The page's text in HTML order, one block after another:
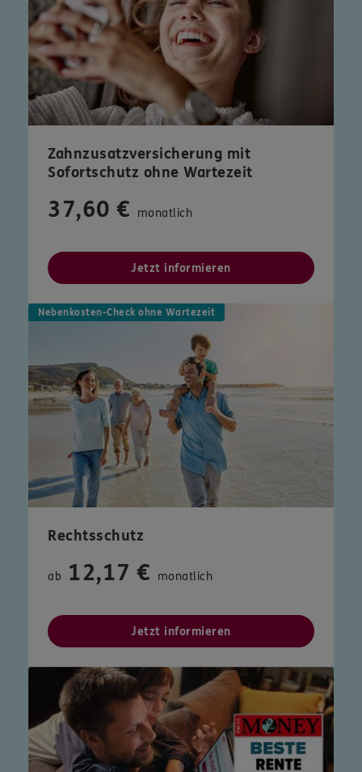
Zahnzusatzversicherung mit
Sofortschutz ohne Wartezeit
37,60 € monatlich
Jetzt informieren
Nebenkosten-Check ohne Wartezeit
Rechtsschutz
ab 12,17 € monatlich
Jetzt informieren